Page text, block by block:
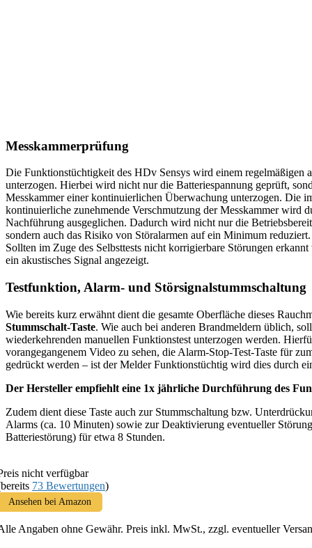
Messkammerprüfung
Die Funktionstüchtigkeit des HDv Sensys wird einem regelmäßigen
unterzogen. Hierbei wird nicht nur die Batteriespannung geprüft,
Messkammer einer kontinuierlichen Überwachung unterzogen. Die
kontinuierliche zunehmende Verschmutzung der Messkammer wird
Nachführung ausgeglichen. Dadurch wird nicht nur die
sondern auch das Risiko von Störalarmen auf ein Minimum reduziert.
Sollten im Zuge des Selbsttests nicht korrigierbare Störungen
ein akustisches Signal angezeigt.
Testfunktion, Alarm- und Störsignalstummschaltung
Wie bereits kurz erwähnt dient die gesamte Oberfläche dieses
Stummschalt-Taste. Wie auch bei anderen Brandmeldern üblich,
wiederkehrenden manuellen Funktionstest unterzogen werden.
vorangegangenem Video zu sehen, die Alarm-Stop-Test-Taste für
gedrückt werden – ist der Melder Funktionstüchtig wird dies durch
Der Hersteller empfiehlt eine 1x jährliche Durchführung des
Zudem dient diese Taste auch zur Stummschaltung bzw.
Alarms (ca. 10 Minuten) sowie zur Deaktivierung eventueller
Batteriestörung) für etwa 8 Stunden.
nicht verfügbar
73 Bewertungen)
Ansehen bei Amazon
Angaben ohne Gewähr. Preis inkl. MwSt., zzgl. eventueller